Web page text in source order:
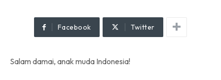
Facebook Twitter
Salam damai, anak muda Indonesia!